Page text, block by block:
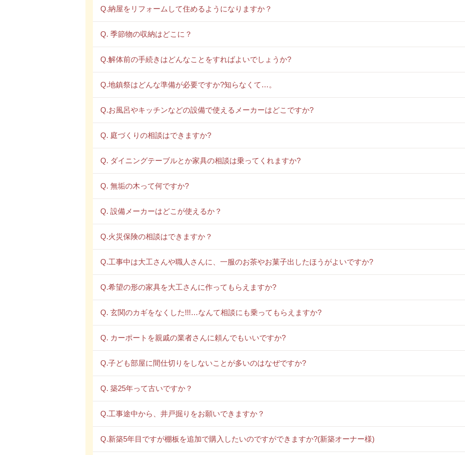
Q.納屋をリフォームして住めるようになりますか？
Q. 季節物の収納はどこに？
Q.解体前の手続きはどんなことをすればよいでしょうか?
Q.地鎮祭はどんな準備が必要ですか?知らなくて…。
Q.お風呂やキッチンなどの設備で使えるメーカーはどこですか?
Q. 庭づくりの相談はできますか?
Q. ダイニングテーブルとか家具の相談は乗ってくれますか?
Q. 無垢の木って何ですか?
Q. 設備メーカーはどこが使えるか？
Q.火災保険の相談はできますか？
Q.工事中は大工さんや職人さんに、一服のお茶やお菓子出したほうがよいですか?
Q.希望の形の家具を大工さんに作ってもらえますか?
Q. 玄関のカギをなくした!!!…なんて相談にも乗ってもらえますか?
Q. カーポートを親戚の業者さんに頼んでもいいですか?
Q.子ども部屋に間仕切りをしないことが多いのはなぜですか?
Q. 築25年って古いですか？
Q.工事途中から、井戸掘りをお願いできますか？
Q.新築5年目ですが棚板を追加で購入したいのですができますか?(新築オーナー様)